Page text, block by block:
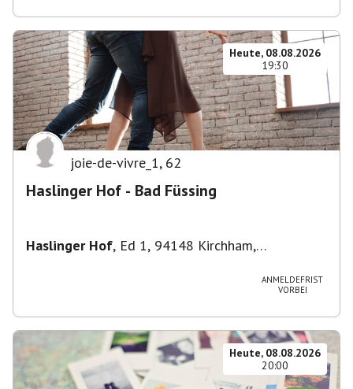
Heute, 08.08.2026
19:30
joie-de-vivre_1, 62
Haslinger Hof - Bad Füssing
Haslinger Hof, Ed 1, 94148 Kirchham,
ANMELDEFRIST
VORBEI
Heute, 08.08.2026
20:00